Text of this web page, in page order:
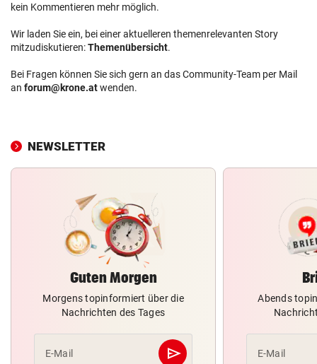
kein Kommentieren mehr möglich.
Wir laden Sie ein, bei einer aktuelleren themenrelevanten Story
mitzudiskutieren:Themenübersicht.
Bei Fragen können Sie sich gern an das Community-Team per Mail
an forum@krone.atwenden.
NEWSLETTER
Guten Morgen
Morgens topinformiert über die
Nachrichten des Tages
E-Mail send
Abschicken
Abends
E-Mail